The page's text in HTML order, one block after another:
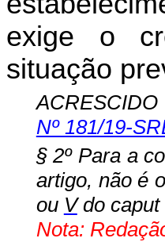
exige o
situação
Nº 181/19-
§ 2º Para a
artigo, não é
ou Vdo caput
Nota: